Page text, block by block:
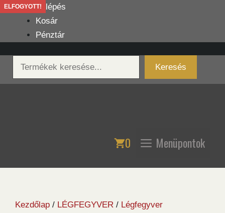
Kilépés
tartalomba
Belépés
Kosár
Pénztár
Keresés
Keresés
0 Menüpontok
Kezdőlap / LÉGFEGYVER / Légfegyver
ELFOGYOTT!